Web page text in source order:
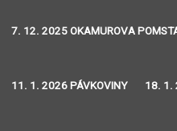
7. 12. 2025 OKAMUROVA
11. 1. 2026 PÁVKOVINY 18. 1.